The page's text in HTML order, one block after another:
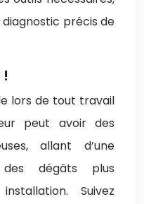
précis de
lors de tout travail
peut avoir des
allant d’une
dégâts plus
Suivez